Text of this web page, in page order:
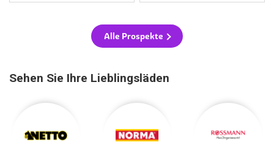
Alle Prospekte
Sehen Sie Ihre Lieblingsläden